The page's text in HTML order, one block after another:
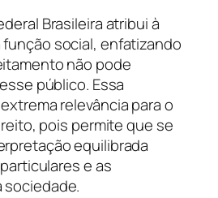
Brasileira atribui à
social, enfatizando
não pode
público. Essa
relevância para o
pois permite que se
equilibrada
e as